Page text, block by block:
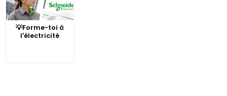
💡Forme-toi à
l'électricité